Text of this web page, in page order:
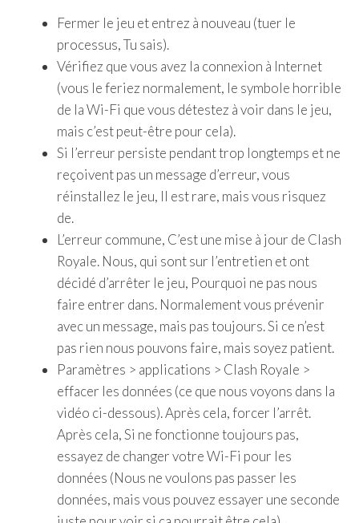
Fermer le jeu et entrez à nouveau (tuer le
processus, Tu sais).
Vérifiez que vous avez la connexion à Internet
(vous le feriez normalement, le symbole horrible
de la Wi-Fi que vous détestez à voir dans le jeu,
mais c’est peut-être pour cela).
Si l’erreur persiste pendant trop longtemps et ne
reçoivent pas un message d’erreur, vous
réinstallez le jeu, Il est rare, mais vous risquez
de.
L’erreur commune, C’est une mise à jour de Clash
Royale. Nous, qui sont sur l’entretien et ont
décidé d’arrêter le jeu, Pourquoi ne pas nous
faire entrer dans. Normalement vous prévenir
avec un message, mais pas toujours. Si ce n’est
pas rien nous pouvons faire, mais soyez patient.
Paramètres > applications > Clash Royale >
effacer les données (ce que nous voyons dans la
vidéo ci-dessous). Après cela, forcer l’arrêt.
Après cela, Si ne fonctionne toujours pas,
essayez de changer votre Wi-Fi pour les
données (Nous ne voulons pas passer les
données, mais vous pouvez essayer une seconde